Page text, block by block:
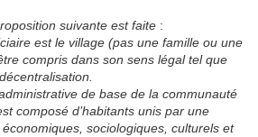
suivante est faite :
est le village (pas une famille ou une
compris dans son sens légal tel que
de base de la communauté
composé d’habitants unis par une
sociologiques, culturels et